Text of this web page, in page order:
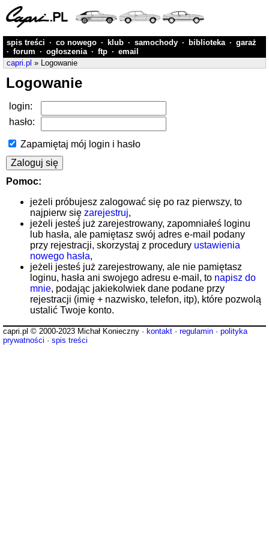
spis treści · co nowego · klub · samochody · biblioteka · garaż
· forum · ogłoszenia · ftp · email
capri.pl » Logowanie
Logowanie
login:
hasło:
Zapamiętaj mój login i hasło
Pomoc:
jeżeli próbujesz zalogować się po raz pierwszy, to
najpierw się zarejestruj,
jeżeli jesteś już zarejestrowany, zapomniałeś loginu
lub hasła, ale pamiętasz swój adres e-mail podany
przy rejestracji, skorzystaj z procedury ustawienia
nowego hasła,
jeżeli jesteś już zarejestrowany, ale nie pamiętasz
loginu, hasła ani swojego adresu e-mail, to napisz do
mnie, podając jakiekolwiek dane podane przy
rejestracji (imię + nazwisko, telefon, itp), które pozwolą
ustalić Twoje konto.
capri.pl © 2000-2023 Michał Konieczny · kontakt · regulamin · polityka
prywatności · spis treści